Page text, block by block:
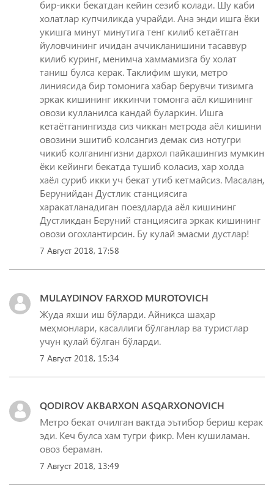
бир-икки бекатдан кейин сезиб колади. Шу каби
холатлар купчиликда учрайди. Ана энди ишга ёки
укишга минут минутига тенг килиб кетаётган
йуловчининг ичидан аччикланишини тасаввур
килиб куринг, менимча хаммамизга бу холат
таниш булса керак. Таклифим шуки, метро
линиясида бир томонига хабар берувчи тизимга
эркак кишининг иккинчи томонга аёл кишининг
овози кулланилса кандай буларкин. Ишга
кетаётганингизда сиз чиккан метрода аёл кишини
овозини эшитиб колсангиз демак сиз нотугри
чикиб колганингизни дархол пайкашингиз мумкин
ёки кейинги бекатда тушиб коласиз, хар холда
хаёл суриб икки уч бекат утиб кетмайсиз. Масалан,
Берунийдан Дустлик станциясига
харакатланадиган поездларда аёл кишининг
Дустликдан Беруний станциясига эркак кишининг
овози огохлантирсин. Бу кулай эмасми дустлар!
7 Август 2018, 17:58
MULAYDINOV FARXOD MUROTOVICH
Жуда яхши иш бўларди. Айниқса шаҳар
меҳмонлари, касаллиги бўлганлар ва туристлар
учун қулай бўлган бўларди.
7 Август 2018, 15:34
QODIROV AKBARXON ASQARXONOVICH
Метро бекат очилган вактда эътибор бериш керак
эди. Кеч булса хам тугри фикр. Мен кушиламан.
овоз бераман.
7 Август 2018, 13:49